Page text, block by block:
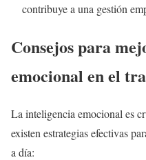
contribuye a una gestión
Consejos para
emocional en el
La inteligencia emocional es
existen estrategias efectivas
a día: